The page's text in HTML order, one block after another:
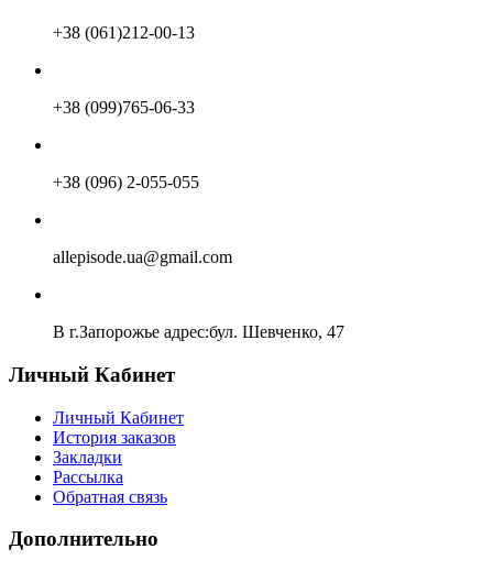
+38 (061)212-00-13
+38 (099)765-06-33
+38 (096) 2-055-055
allepisode.ua@gmail.com
В г.Запорожье адрес:бул. Шевченко, 47
Личный Кабинет
Личный Кабинет
История заказов
Закладки
Рассылка
Обратная связь
Дополнительно